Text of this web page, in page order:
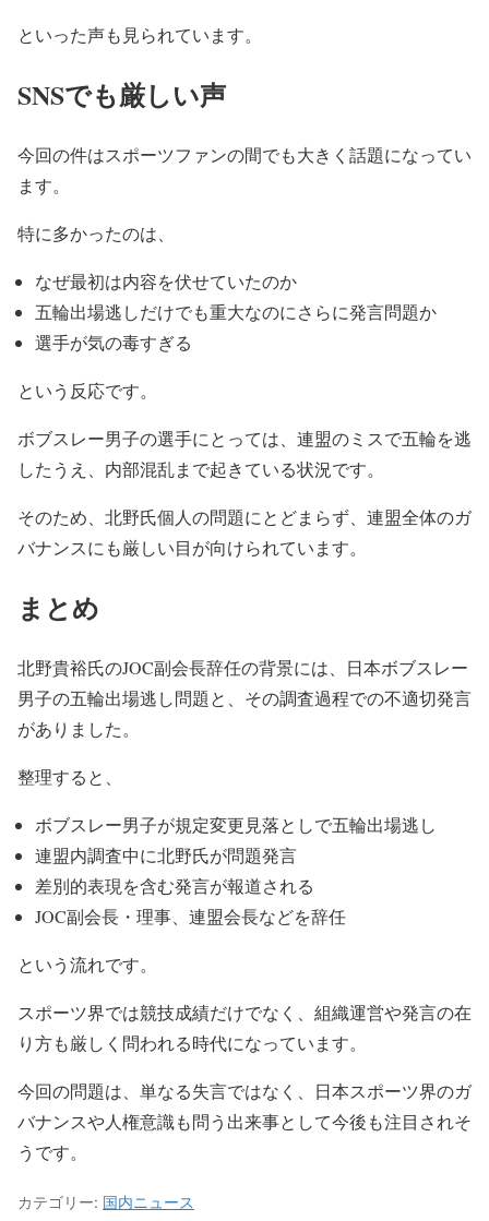
といった声も見られています。
SNSでも厳しい声
今回の件はスポーツファンの間でも大きく話題になってい
ます。
特に多かったのは、
なぜ最初は内容を伏せていたのか
五輪出場逃しだけでも重大なのにさらに発言問題か
選手が気の毒すぎる
という反応です。
ボブスレー男子の選手にとっては、連盟のミスで五輪を逃
したうえ、内部混乱まで起きている状況です。
そのため、北野氏個人の問題にとどまらず、連盟全体のガ
バナンスにも厳しい目が向けられています。
まとめ
北野貴裕氏のJOC副会長辞任の背景には、日本ボブスレー
男子の五輪出場逃し問題と、その調査過程での不適切発言
がありました。
整理すると、
ボブスレー男子が規定変更見落としで五輪出場逃し
連盟内調査中に北野氏が問題発言
差別的表現を含む発言が報道される
JOC副会長・理事、連盟会長などを辞任
という流れです。
スポーツ界では競技成績だけでなく、組織運営や発言の在
り方も厳しく問われる時代になっています。
今回の問題は、単なる失言ではなく、日本スポーツ界のガ
バナンスや人権意識も問う出来事として今後も注目されそ
うです。
カテゴリー: 国内ニュース